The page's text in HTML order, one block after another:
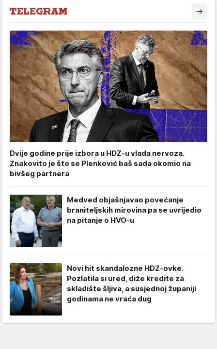
Dvije godine prije izbora u HDZ-u vlada nervoza.
Znakovito je što se Plenković baš sada okomio na
bivšeg partnera
Medved objašnjavao povećanje
braniteljskih mirovina pa se uvrijedio
na pitanje o HVO-u
Novi hit skandalozne HDZ-ovke.
Pozlatila si ured, diže kredite za
skladište šljiva, a susjednoj županiji
godinama ne vraća dug